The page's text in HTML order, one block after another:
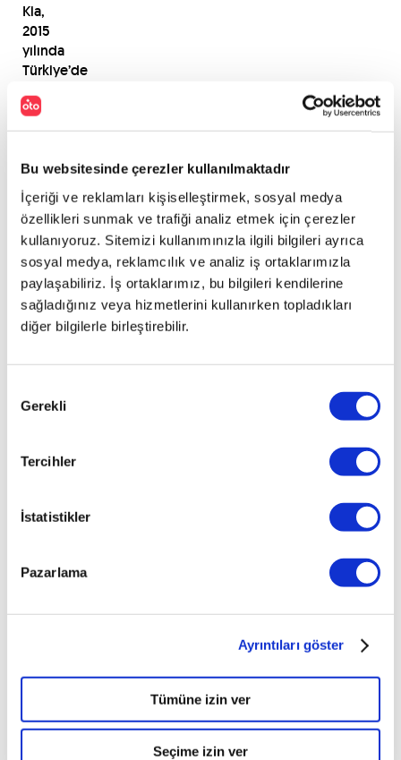
Bu websitesinde çerezler kullanılmaktadır
İçeriği ve reklamları kişiselleştirmek, sosyal medya
özellikleri sunmak ve trafiği analiz etmek için çerezler
kullanıyoruz. Sitemizi kullanımınızla ilgili bilgileri ayrıca
sosyal medya, reklamcılık ve analiz iş ortaklarımızla
paylaşabiliriz. İş ortaklarımız, bu bilgileri kendilerine
sağladığınız veya hizmetlerini kullanırken topladıkları
diğer bilgilerle birleştirebilir.
Seçimi
Gerekli
Tercihler
İstatistikler
Pazarlama
Ayrıntıları göster
Tümüne izin ver
Seçime izin ver
Kia,
2015
yılında
Türkiye’de
bin
satış
yaklaşarak
Avrupa’da
7.
sırada
yer
almıştı.
Tuncel,
bu
yıl
6.’lığa
yükselmek
otomobil
beşi
İngiltere,
İspanya
İtalya
oluşturuyor.